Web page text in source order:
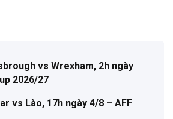
vs Wrexham, 2h ngày
2026/27
vs Lào, 17h ngày 4/8 – AFF